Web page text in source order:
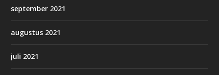
september 2021
augustus 2021
juli 2021